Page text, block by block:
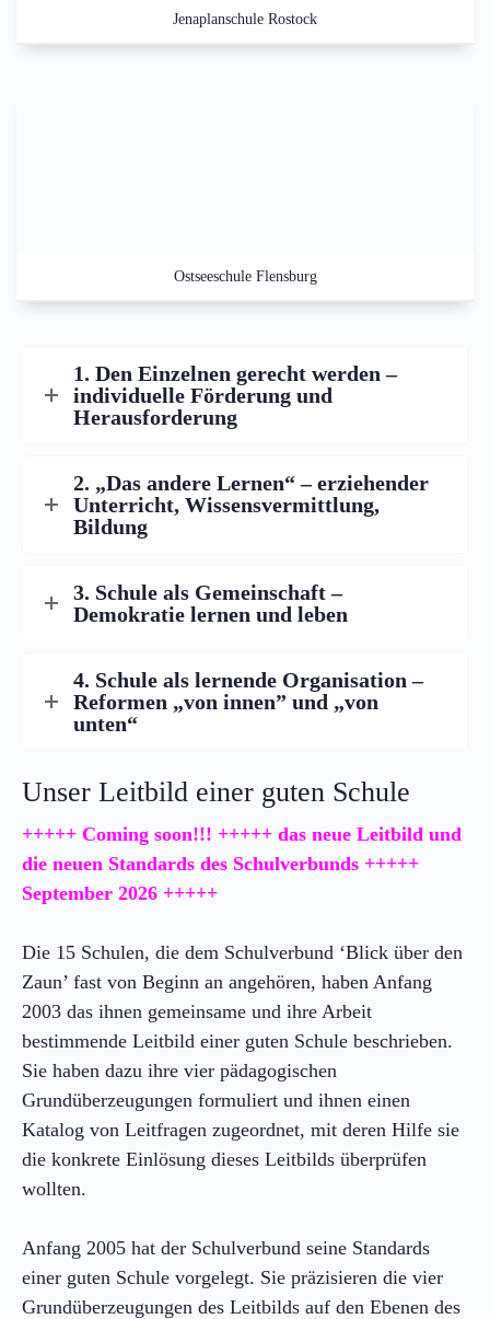
Jenaplanschule Rostock
Ostseeschule Flensburg
1. Den Einzelnen gerecht werden –
individuelle Förderung und
Herausforderung
2. „Das andere Lernen“ – erziehender
Unterricht, Wissensvermittlung,
Bildung
3. Schule als Gemeinschaft –
Demokratie lernen und leben
4. Schule als lernende Organisation –
Reformen „von innen” und „von
unten“
Unser Leitbild einer guten Schule
+++++ Coming soon!!! +++++ das neue Leitbild und
die neuen Standards des Schulverbunds +++++
September 2026 +++++
Die 15 Schulen, die dem Schulverbund ‘Blick über den
Zaun’ fast von Beginn an angehören, haben Anfang
2003 das ihnen gemeinsame und ihre Arbeit
bestimmende Leitbild einer guten Schule beschrieben.
Sie haben dazu ihre vier pädagogischen
Grundüberzeugungen formuliert und ihnen einen
Katalog von Leitfragen zugeordnet, mit deren Hilfe sie
die konkrete Einlösung dieses Leitbilds überprüfen
wollten.
Anfang 2005 hat der Schulverbund seine Standards
einer guten Schule vorgelegt. Sie präzisieren die vier
Grundüberzeugungen des Leitbilds auf den Ebenen des